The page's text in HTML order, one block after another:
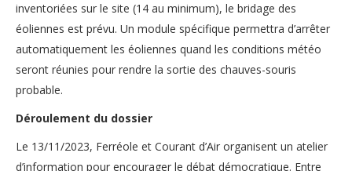
inventoriées sur le site (14 au minimum), le bridage des
éoliennes est prévu. Un module spécifique permettra d’arrêter
automatiquement les éoliennes quand les conditions météo
seront réunies pour rendre la sortie des chauves-souris
probable.
Déroulement du dossier
Le 13/11/2023, Ferréole et Courant d’Air organisent un atelier
d’information pour encourager le débat démocratique. Entre